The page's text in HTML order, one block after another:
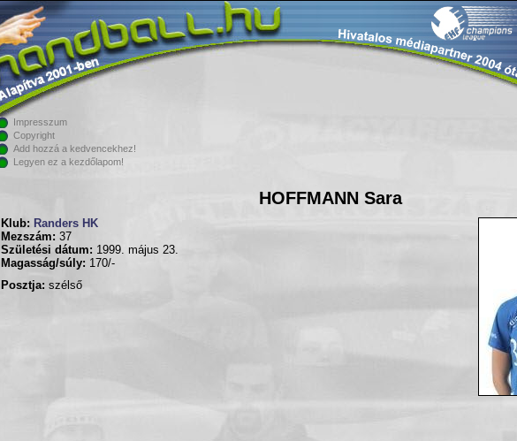
Impresszum
Copyright
Add hozzá a kedvencekhez!
Legyen ez a kezdőlapom!
HOFFMANN Sara
Klub: Randers HK
Mezszám: 37
Születési dátum: 1999. május 23.
Magasság/súly: 170/-
Posztja: szélső